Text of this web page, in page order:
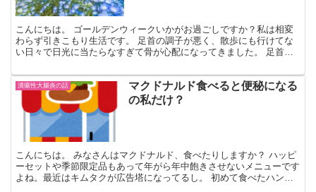
こんにちは。 ゴールデンウィークいかがお過ごしですか？私は相変
わらず引きこもり生活です。 足首の調子が悪く、散歩にも行けてな
い日々で日光に当たらなすぎて骨が心配になってきました。 足首、
潰瘍性大腸炎の話
マクドナルド食べると便秘になる
の私だけ？
こんにちは。 みなさんはマクドナルド、食べたりしますか？ ハッピ
ーセットや季節限定品もあって年がら年中飽きさせないメニューです
よね。最近はキムタクが広告塔になってるし。 初めて食べたハンバ